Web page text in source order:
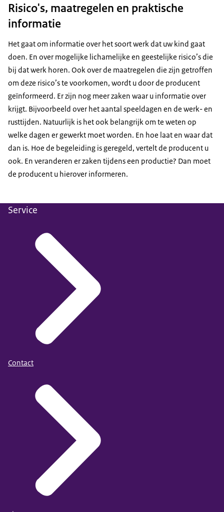
Risico's, maatregelen en praktische
informatie
Het gaat om informatie over het soort werk dat uw kind gaat
doen. En over mogelijke lichamelijke en geestelijke risico’s die
bij dat werk horen. Ook over de maatregelen die zijn getroffen
om deze risico’s te voorkomen, wordt u door de producent
geïnformeerd. Er zijn nog meer zaken waar u informatie over
krijgt. Bijvoorbeeld over het aantal speeldagen en de werk- en
rusttijden. Natuurlijk is het ook belangrijk om te weten op
welke dagen er gewerkt moet worden. En hoe laat en waar dat
dan is. Hoe de begeleiding is geregeld, vertelt de producent u
ook. En veranderen er zaken tijdens een productie? Dan moet
de producent u hierover informeren.
Service
Contact